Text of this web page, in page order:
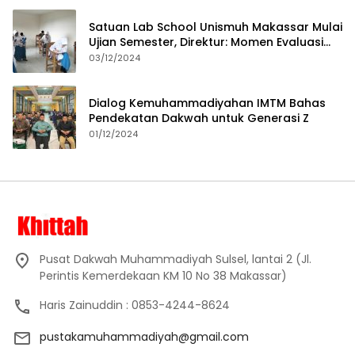
Satuan Lab School Unismuh Makassar Mulai
Ujian Semester, Direktur: Momen Evaluasi
Proses Pembelajaran
03/12/2024
Dialog Kemuhammadiyahan IMTM Bahas
Pendekatan Dakwah untuk Generasi Z
01/12/2024
Pusat Dakwah Muhammadiyah Sulsel, lantai 2 (Jl.
Perintis Kemerdekaan KM 10 No 38 Makassar)
Haris Zainuddin : 0853-4244-8624
pustakamuhammadiyah@gmail.com